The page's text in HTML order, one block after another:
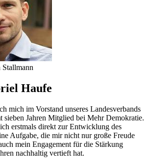
Haufe
mich im Vorstand unseres Landesverbands
sieben Jahren Mitglied bei Mehr Demokratie.
erstmals direkt zur Entwicklung des
Aufgabe, die mir nicht nur große Freude
mein Engagement für die Stärkung
nachhaltig vertieft hat.